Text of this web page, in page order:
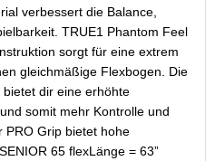
verbessert die Balance,
TRUE1 Phantom Feel
sorgt für eine extrem
gleichmäßige Flexbogen. Die
dir eine erhöhte
somit mehr Kontrolle und
PRO Grip bietet hohe
65 flexLänge = 63”